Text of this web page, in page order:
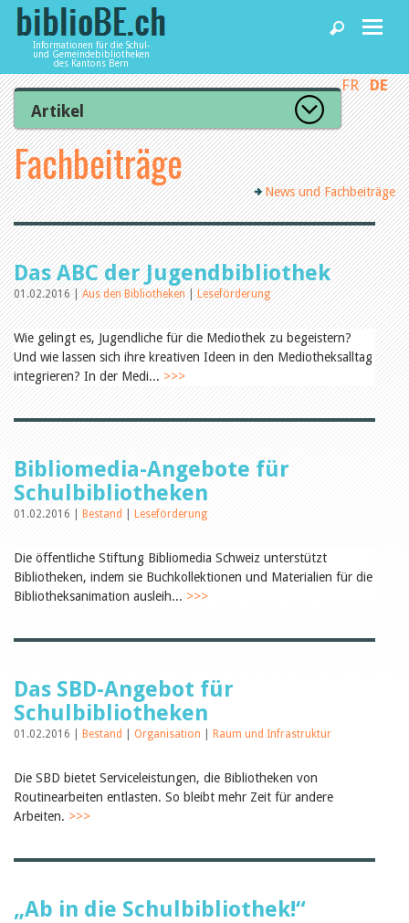
Informationen für die Schul-
und Gemeindebibliotheken
des Kantons Bern
Home
News und Fachbeiträge
Bibliotheken
Agenda
Dienstleistungen
biblioBE nutzen
FR DE
Artikel
Zur Artikelübersicht
Lesenswert
Gut bewertet
Kategorien
Aus dem Amt für Kultur
Aus der Kommission
Aus den Bibliotheken
Organisation
Raum und Infrastruktur
Bestand
Benutzung
Finanzen
Personal
Qualitätsmanagement
Verschiedenes
Lesetipps
Tags
Kinder- und Jugendmedien
Bibliothek und Schule
Bibliotheksförderung
Einmalige Beiträge
Bibliosuisse
Kantonale
Unterstützungsbeiträge
Rezensionen
Schweizer Literatur
Autoren
Julie Greub
Sandra Dettwyler
Javier Lopez
Céline Graf
Fachbeiträge
News und Fachbeiträge
Das ABC der Jugendbibliothek
01.02.2016 |Aus den Bibliotheken|Leseförderung
Wie gelingt es, Jugendliche für die Mediothek zu begeistern?
Und wie lassen sich ihre kreativen Ideen in den Mediotheksalltag
integrieren? In der Medi... >>>
Bibliomedia-Angebote für
Schulbibliotheken
01.02.2016 | Bestand Leseförderung
Die öffentliche Stiftung Bibliomedia Schweiz unterstützt
Bibliotheken, indem sie Buchkollektionen und Materialien für die
Bibliotheksanimation ausleih... >>>
Das SBD-Angebot für
Schulbibliotheken
01.02.2016 | Bestand Organisation Raum und Infrastruktur
Die SBD bietet Serviceleistungen, die Bibliotheken von
Routinearbeiten entlasten. So bleibt mehr Zeit für andere
Arbeiten. >>>
„Ab in die Schulbibliothek!“